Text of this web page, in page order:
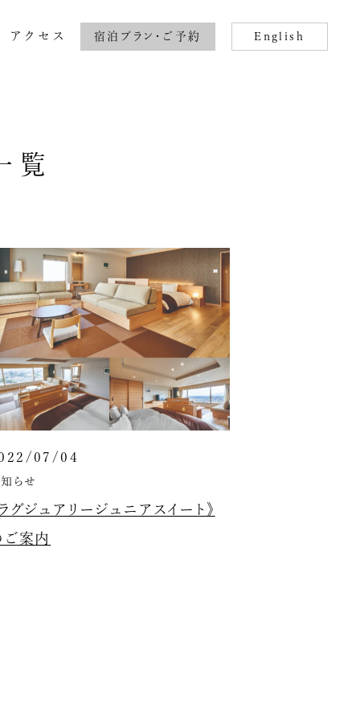
アクセス 宿泊プラン・ご予約 English
覧
07/04
らせ
ラグジュアリージュニアスイート》
ご案内